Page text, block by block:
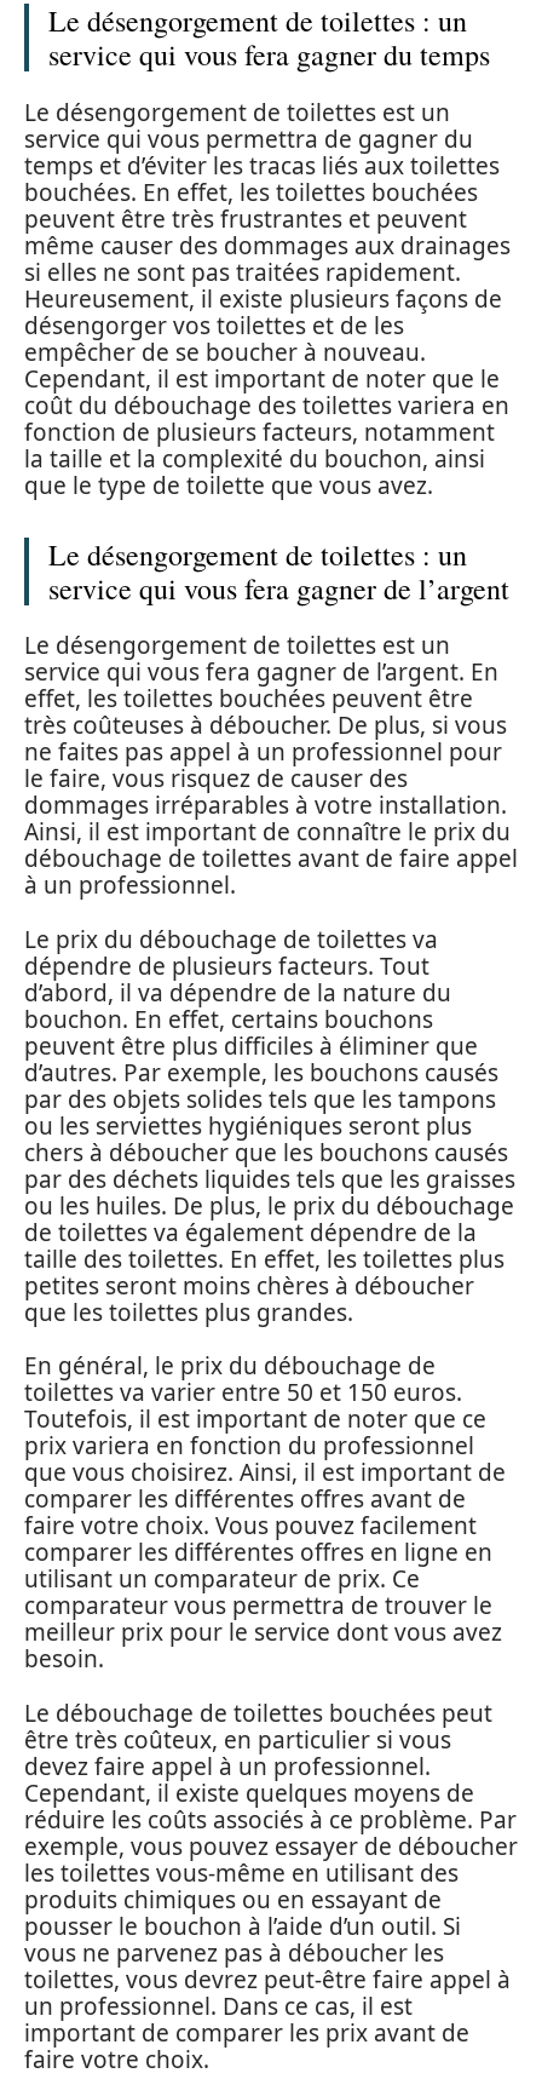
Le désengorgement de toilettes : un
service qui vous fera gagner du temps
Le désengorgement de toilettes est un
service qui vous permettra de gagner du
temps et d’éviter les tracas liés aux toilettes
bouchées. En effet, les toilettes bouchées
peuvent être très frustrantes et peuvent
même causer des dommages aux drainages
si elles ne sont pas traitées rapidement.
Heureusement, il existe plusieurs façons de
désengorger vos toilettes et de les
empêcher de se boucher à nouveau.
Cependant, il est important de noter que le
coût du débouchage des toilettes variera en
fonction de plusieurs facteurs, notamment
la taille et la complexité du bouchon, ainsi
que le type de toilette que vous avez.
Le désengorgement de toilettes : un
service qui vous fera gagner de l’argent
Le désengorgement de toilettes est un
service qui vous fera gagner de l’argent. En
effet, les toilettes bouchées peuvent être
très coûteuses à déboucher. De plus, si vous
ne faites pas appel à un professionnel pour
le faire, vous risquez de causer des
dommages irréparables à votre installation.
Ainsi, il est important de connaître le prix du
débouchage de toilettes avant de faire appel
à un professionnel.
Le prix du débouchage de toilettes va
dépendre de plusieurs facteurs. Tout
d’abord, il va dépendre de la nature du
bouchon. En effet, certains bouchons
peuvent être plus difficiles à éliminer que
d’autres. Par exemple, les bouchons causés
par des objets solides tels que les tampons
ou les serviettes hygiéniques seront plus
chers à déboucher que les bouchons causés
par des déchets liquides tels que les graisses
ou les huiles. De plus, le prix du débouchage
de toilettes va également dépendre de la
taille des toilettes. En effet, les toilettes plus
petites seront moins chères à déboucher
que les toilettes plus grandes.
En général, le prix du débouchage de
toilettes va varier entre 50 et 150 euros.
Toutefois, il est important de noter que ce
prix variera en fonction du professionnel
que vous choisirez. Ainsi, il est important de
comparer les différentes offres avant de
faire votre choix. Vous pouvez facilement
comparer les différentes offres en ligne en
utilisant un comparateur de prix. Ce
comparateur vous permettra de trouver le
meilleur prix pour le service dont vous avez
besoin.
Le débouchage de toilettes bouchées peut
être très coûteux, en particulier si vous
devez faire appel à un professionnel.
Cependant, il existe quelques moyens de
réduire les coûts associés à ce problème. Par
exemple, vous pouvez essayer de déboucher
les toilettes vous-même en utilisant des
produits chimiques ou en essayant de
pousser le bouchon à l’aide d’un outil. Si
vous ne parvenez pas à déboucher les
toilettes, vous devrez peut-être faire appel à
un professionnel. Dans ce cas, il est
important de comparer les prix avant de
faire votre choix.